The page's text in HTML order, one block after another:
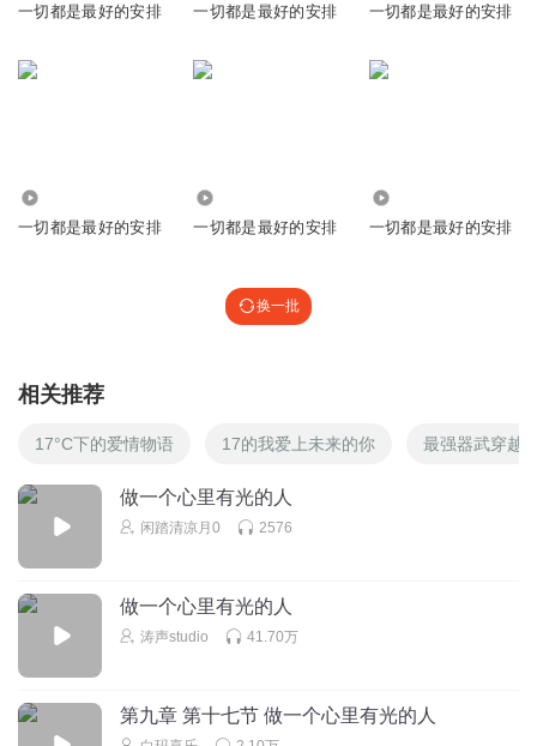
一切都是最好的安排 一切都是最好的安排 一切都是最好的安排
一切都是最好的安排 一切都是最好的安排 一切都是最好的安排
换一批
相关推荐
17°C下的爱情物语 17的我爱上未来的你 最强器武穿越
做一个心里有光的人
闲踏清凉月0 2576
做一个心里有光的人
涛声studio 41.70万
第九章 第十七节 做一个心里有光的人